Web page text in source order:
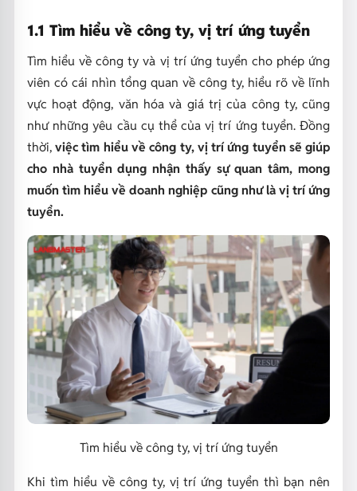
1.1 Tìm hiểu về công ty, vị trí ứng tuyển
Tìm hiểu về công ty và vị trí ứng tuyển cho phép ứng
viên có cái nhìn tổng quan về công ty, hiểu rõ về lĩnh
vực hoạt động, văn hóa và giá trị của công ty, cũng
như những yêu cầu cụ thể của vị trí ứng tuyển. Đồng
thời,việc tìm hiểu về công ty, vị trí ứng tuyển sẽ giúp
cho nhà tuyển dụng nhận thấy sự quan tâm, mong
muốn tìm hiểu về doanh nghiệp cũng như là vị trí ứng
tuyển.
Tìm hiểu về công ty, vị trí ứng tuyển
Khi tìm hiểu về công ty, vị trí ứng tuyển thì bạn nên